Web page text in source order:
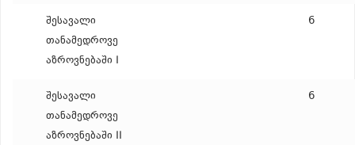
შესავალი
თანამედროვე
აზროვნებაში I
6
შესავალი
თანამედროვე
აზროვნებაში II
6